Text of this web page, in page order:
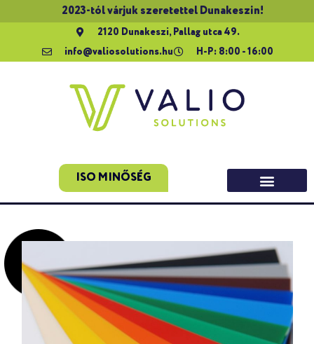
2023-tól várjuk szeretettel Dunakeszin!
2120 Dunakeszi, Pallag utca 49.
info@valiosolutions.hu
H-P: 8:00 - 16:00
ISO MINŐSÉG